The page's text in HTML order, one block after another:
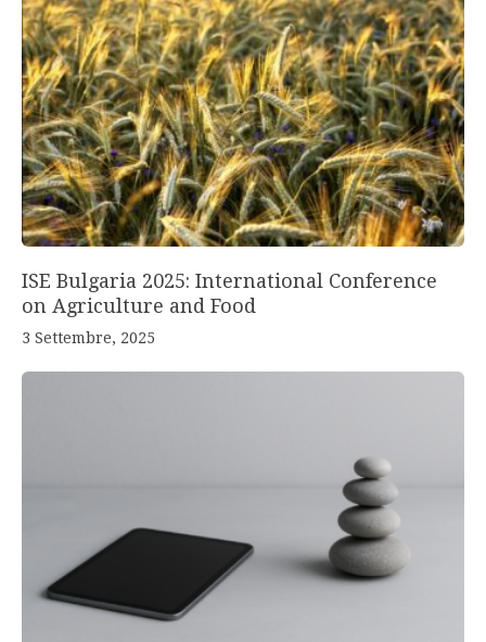
ISE Bulgaria 2025: International Conference
on Agriculture and Food
3 Settembre, 2025